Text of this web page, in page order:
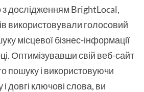
з дослідженням BrightLocal,
використовували голосовий
місцевої бізнес-інформації
Оптимізувавши свій веб-сайт
пошуку і використовуючи
довгі ключові слова, ви